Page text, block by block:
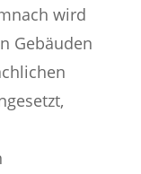
wird
Gebäuden